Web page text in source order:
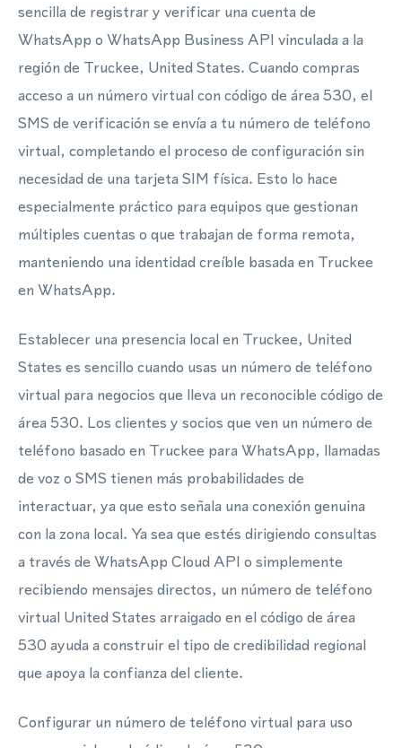
sencilla de registrar y verificar una cuenta de
WhatsApp o WhatsApp Business API vinculada a la
región de Truckee, United States. Cuando compras
acceso a un número virtual con código de área 530, el
SMS de verificación se envía a tu número de teléfono
virtual, completando el proceso de configuración sin
necesidad de una tarjeta SIM física. Esto lo hace
especialmente práctico para equipos que gestionan
múltiples cuentas o que trabajan de forma remota,
manteniendo una identidad creíble basada en Truckee
en WhatsApp.
Establecer una presencia local en Truckee, United
States es sencillo cuando usas un número de teléfono
virtual para negocios que lleva un reconocible código de
área 530. Los clientes y socios que ven un número de
teléfono basado en Truckee para WhatsApp, llamadas
de voz o SMS tienen más probabilidades de
interactuar, ya que esto señala una conexión genuina
con la zona local. Ya sea que estés dirigiendo consultas
a través de WhatsApp Cloud API o simplemente
recibiendo mensajes directos, un número de teléfono
virtual United States arraigado en el código de área
530 ayuda a construir el tipo de credibilidad regional
que apoya la confianza del cliente.
Configurar un número de teléfono virtual para uso